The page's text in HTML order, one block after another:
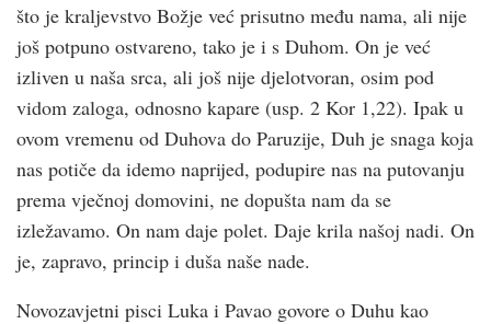
što je kraljevstvo Božje već prisutno među nama, ali nije
još potpuno ostvareno, tako je i s Duhom. On je već
izliven u naša srca, ali još nije djelotvoran, osim pod
vidom zaloga, odnosno kapare (usp. 2 Kor 1,22). Ipak u
ovom vremenu od Duhova do Paruzije, Duh je snaga koja
nas potiče da idemo naprijed, podupire nas na putovanju
prema vječnoj domovini, ne dopušta nam da se
izležavamo. On nam daje polet. Daje krila našoj nadi. On
je, zapravo, princip i duša naše nade.
Novozavjetni pisci Luka i Pavao govore o Duhu kao